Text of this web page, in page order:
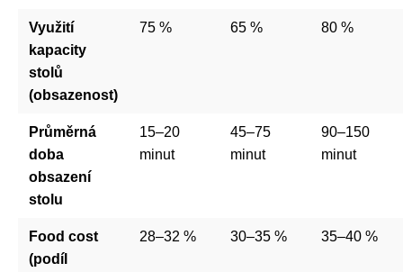
Využití
kapacity
stolů
(obsazenost)
75 % 65 % 80 %
Průměrná
doba
obsazení
stolu
15–20
minut
45–75
minut
90–150
minut
Food cost
(podíl
28–32 % 30–35 % 35–40 %